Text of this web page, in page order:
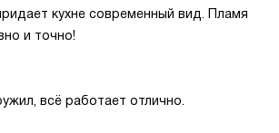
кухне современный вид. Пламя
и точно!
всё работает отлично.